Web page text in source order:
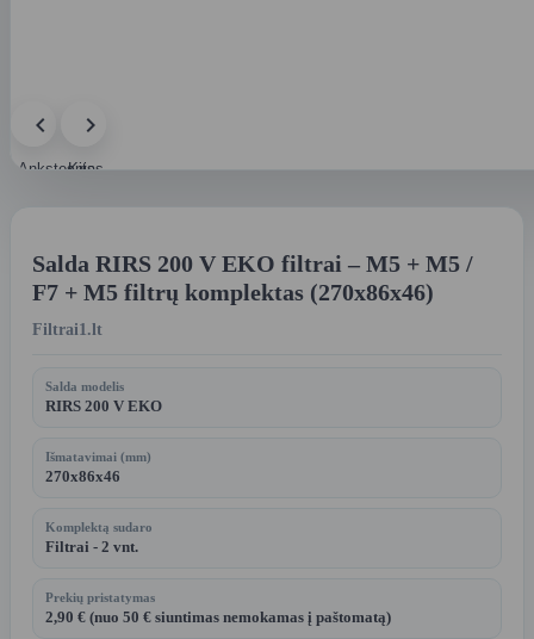
Ankstesnis
Kitas
Salda RIRS 200 V EKO filtrai – M5 + M5 /
F7 + M5 filtrų komplektas (270x86x46)
Filtrai1.lt
Salda modelis
RIRS 200 V EKO
Išmatavimai (mm)
270x86x46
Komplektą sudaro
Filtrai - 2 vnt.
Prekių pristatymas
2,90 € (nuo 50 € siuntimas nemokamas į paštomatą)